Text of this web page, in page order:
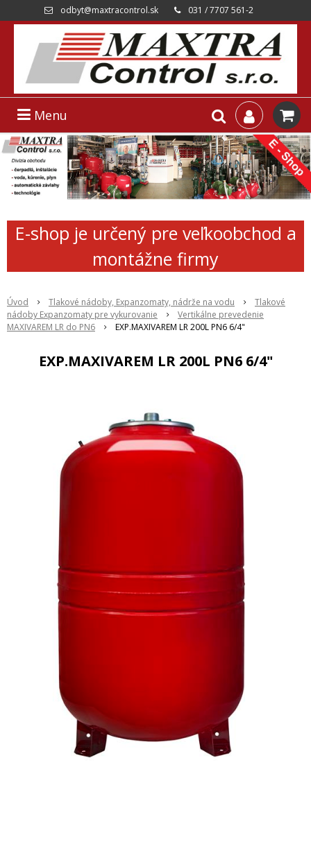
odbyt@maxtracontrol.sk 031 / 7707 561-2
Menu
E-shop je určený pre veľkoobchod a
montážne firmy
Úvod Tlakové nádoby, Expanzomaty, nádrže na vodu
Tlakové
nádoby Expanzomaty pre vykurovanie
Vertikálne prevedenie
MAXIVAREM LR do PN6
EXP.MAXIVAREM LR 200L PN6 6/4"
EXP.MAXIVAREM LR 200L PN6 6/4"